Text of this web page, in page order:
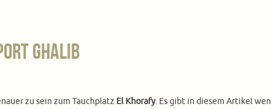
Ghalib
zu sein zum Tauchplatz El Khorafy. Es gibt in diesem Artikel